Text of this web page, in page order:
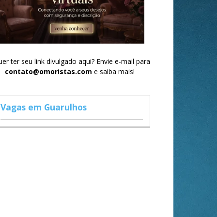
ter seu link divulgado aqui? Envie e-mail para
contato@omoristas.com e saiba mais!
Vagas em Guarulhos